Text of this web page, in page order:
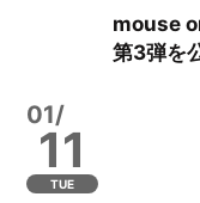
mouse
第3弾を
01/
11
TUE